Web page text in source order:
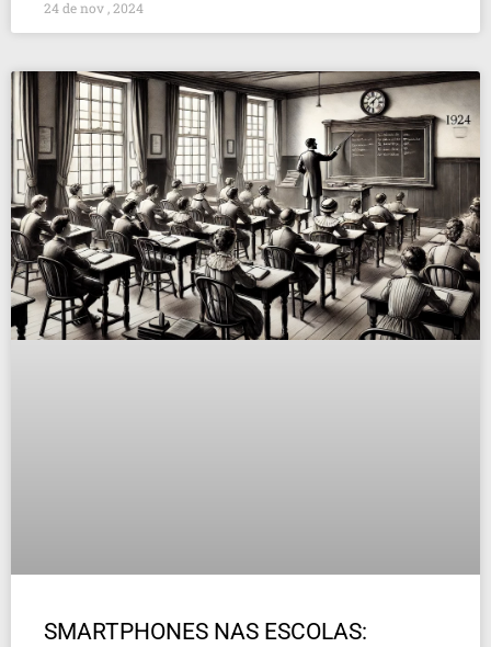
24 de nov , 2024
SMARTPHONES NAS ESCOLAS: